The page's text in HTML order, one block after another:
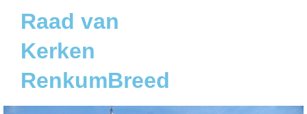
Raad van
Kerken
RenkumBreed